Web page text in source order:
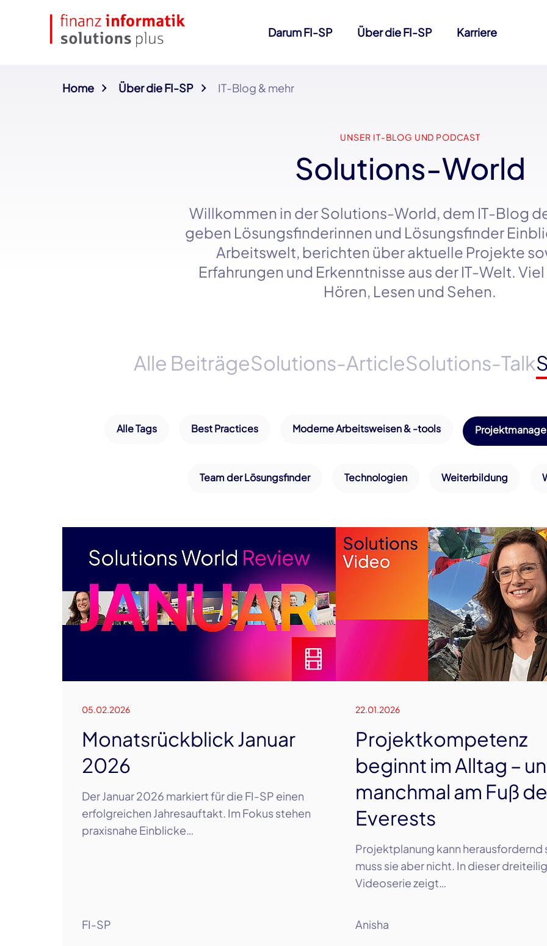
Darum FI-SP Über die FI-SP Karriere
Home Über die FI-SP IT-Blog & mehr
UNSER IT-BLOG UND PODCAST
Solutions-World
Willkommen in derSolutions-World, dem IT-Blog
geben Lösungsfinderinnen und Lösungsfinder
Arbeitswelt, berichten über aktuelle Projekte
Erfahrungen und Erkenntnisse aus der IT-Welt.
Hören, Lesen und Sehen.
Alle BeiträgeSolutions-ArticleSolutions-Talk
Alle Tags Best Practices Moderne Arbeitsweisen & -tools
Team der Lösungsfinder Technologien Weiterbildung
05.02.2026
Monatsrückblick Januar
2026
Der Januar 2026 markiert für die FI-SP einen
erfolgreichen Jahresauftakt. Im Fokus stehen
praxisnahe Einblicke…
FI-SP
22.01.2026
Projektkompetenz
beginnt im Alltag –
manchmal am Fuß
Everests
Projektplanung kann herausfordernd
muss sie aber nicht. In dieser
Videoserie zeigt…
Anisha